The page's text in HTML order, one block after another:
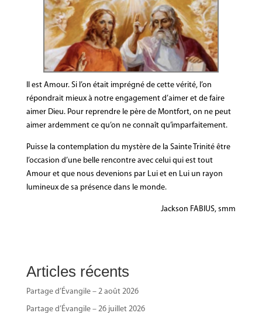
Il est Amour. Si l’on était imprégné de cette vérité, l’on
répondrait mieux à notre engagement d’aimer et de faire
aimer Dieu. Pour reprendre le père de Montfort, on ne peut
aimer ardemment ce qu’on ne connaît qu’imparfaitement.
Puisse la contemplation du mystère de la Sainte Trinité être
l’occasion d’une belle rencontre avec celui qui est tout
Amour et que nous devenions par Lui et en Lui un rayon
lumineux de sa présence dans le monde.
Jackson FABIUS, smm
Articles récents
Partage d’Évangile – 2 août 2026
Partage d’Évangile – 26 juillet 2026